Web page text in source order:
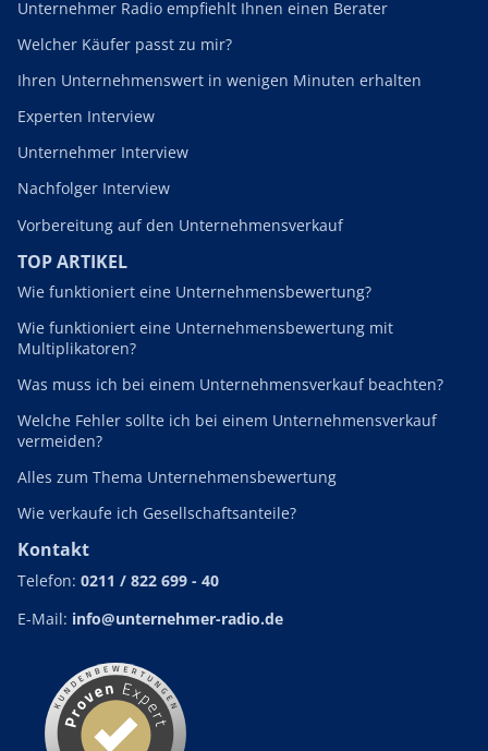
Unternehmer Radio empfiehlt Ihnen einen Berater
Welcher Käufer passt zu mir?
Ihren Unternehmenswert in wenigen Minuten erhalten
Experten Interview
Unternehmer Interview
Nachfolger Interview
Vorbereitung auf den Unternehmensverkauf
TOP ARTIKEL
Wie funktioniert eine Unternehmensbewertung?
Wie funktioniert eine Unternehmensbewertung mit
Multiplikatoren?
Was muss ich bei einem Unternehmensverkauf beachten?
Welche Fehler sollte ich bei einem Unternehmensverkauf
vermeiden?
Alles zum Thema Unternehmensbewertung
Wie verkaufe ich Gesellschaftsanteile?
Kontakt
Telefon: 0211 / 822 699 - 40
E-Mail: info@unternehmer-radio.de